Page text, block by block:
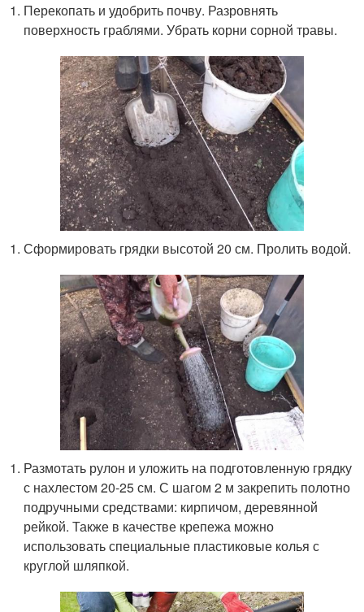
Перекопать и удобрить почву. Разровнять
поверхность граблями. Убрать корни сорной травы.
Сформировать грядки высотой 20 см. Пролить водой.
Размотать рулон и уложить на подготовленную грядку
с нахлестом 20-25 см. С шагом 2 м закрепить полотно
подручными средствами: кирпичом, деревянной
рейкой. Также в качестве крепежа можно
использовать специальные пластиковые колья с
круглой шляпкой.